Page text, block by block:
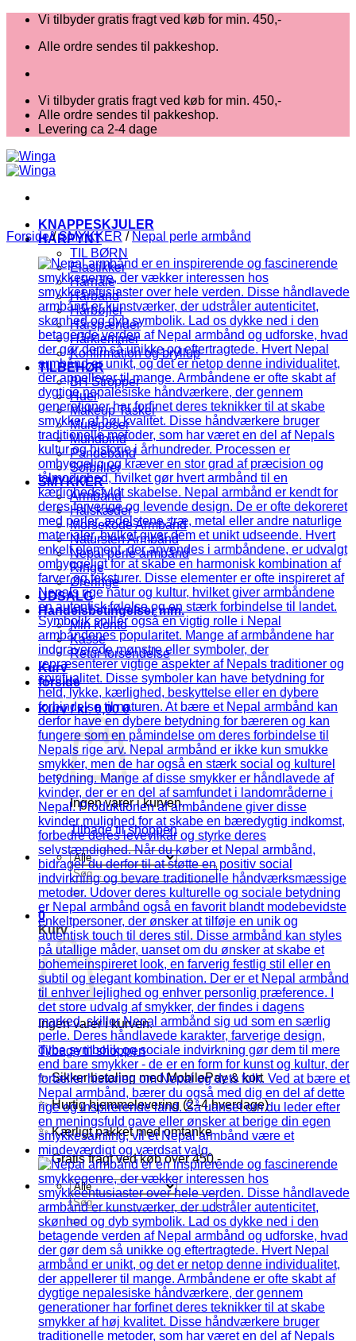
Fortsæt
indhold
Vi tilbyder gratis fragt ved køb for min. 450,-
Alle ordre sendes til pakkeshop.
Vi tilbyder gratis fragt ved køb for min. 450,-
Alle ordre sendes til pakkeshop.
Levering ca 2-4 dage
KNAPPESKJULER
HÅRPYNT
TIL BØRN
Elastikker
Hårnåle
Hårbånd
Hårbøjler
Hårspænder
Hårklemmer
Konfirmation og bryllup
TILBEHØR
BH Stropper
Huer
Makeup Tasker
Muleposer
Mundbind
Pandebånd
Solbriller
SMYKKER
Armbånd
Halskæder
Morsekode Armbånd
Natursten Armbånd
Nepal perle armbånd
Ringe
Øreringe
UDSALG
Handelsbetingelser mm.
Min Konto
Kasse
Retur forsendelse
Kurv
forside
Kurv /kr.0,00 0
Ingen varer i kurven.
Tilbage til shoppen
Søg
efter:
0
Kurv
Ingen varer i kurven.
Tilbage til shoppen
✨ Sikker betaling med MobilePay & kort
✨ Hurtig hjemmelevering (2–4 hverdage)
✨ Kærligt pakket med omtanke
✨ Gratis fragt ved køb over 450,-
Søg
efter:
Forside / SMYKKER / Nepal perle armbånd